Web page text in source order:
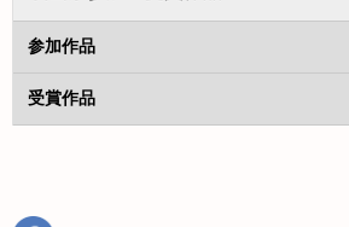
参加作品
受賞作品